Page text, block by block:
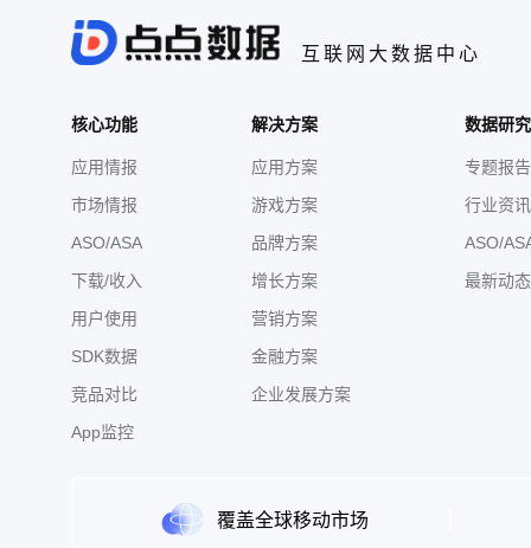
互联网大数据中心
核心功能
应用情报
市场情报
ASO/ASA
下载/收入
用户使用
SDK数据
竞品对比
App监控
解决方案
应用方案
游戏方案
品牌方案
增长方案
营销方案
金融方案
企业发展方案
数据研
专题报告
行业资讯
ASO/
最新动态
覆盖全球移动市场